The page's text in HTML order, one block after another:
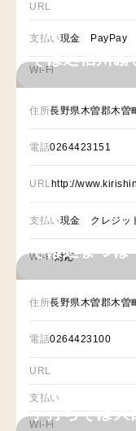
URL
支払い現金 PayPay
Wi-Fi
そば処信州霧
住所長野県木曽郡木曽
電話0264423151
URLhttp://
支払い現金 クレジッ
Wi-Fi対応
そば処まつば
住所長野県木曽郡木曽
電話0264423100
URL
支払い
Wi-Fi
手打ちそば大